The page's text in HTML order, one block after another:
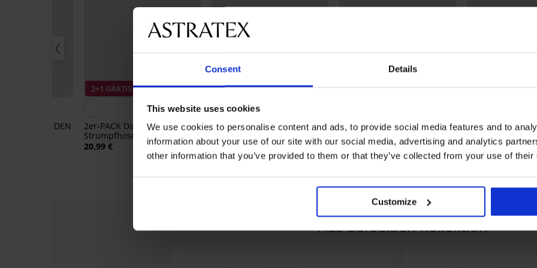
Consent Details
This website uses cookies
We use cookies to personalise content and ads, to provide social media features and to
information about your use of our site with our social media, advertising and analytics
other information that you’ve provided to them or that they’ve collected from your use of
Customize
Savana 20 DEN
2+1 GRATIS
2er-PACK Damen-
Strumpfhose Basic XL matt
40 DEN
20,99 €
2+1 GRATIS
Strumpfhose Shira 20 DEN
14,99 €
2+1 GRATIS
Strumpfhose Basic XL matt
40 DEN
11,99 €
Rabatt -30%
Strumpfhose
DEN
11,19 €15,99 €
Aus derselben Kollektion